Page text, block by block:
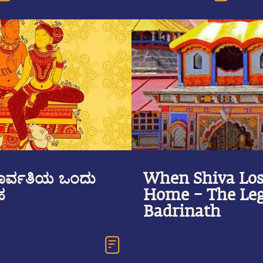
ಒಂದು
When Shiva
Home – The
Badrinath